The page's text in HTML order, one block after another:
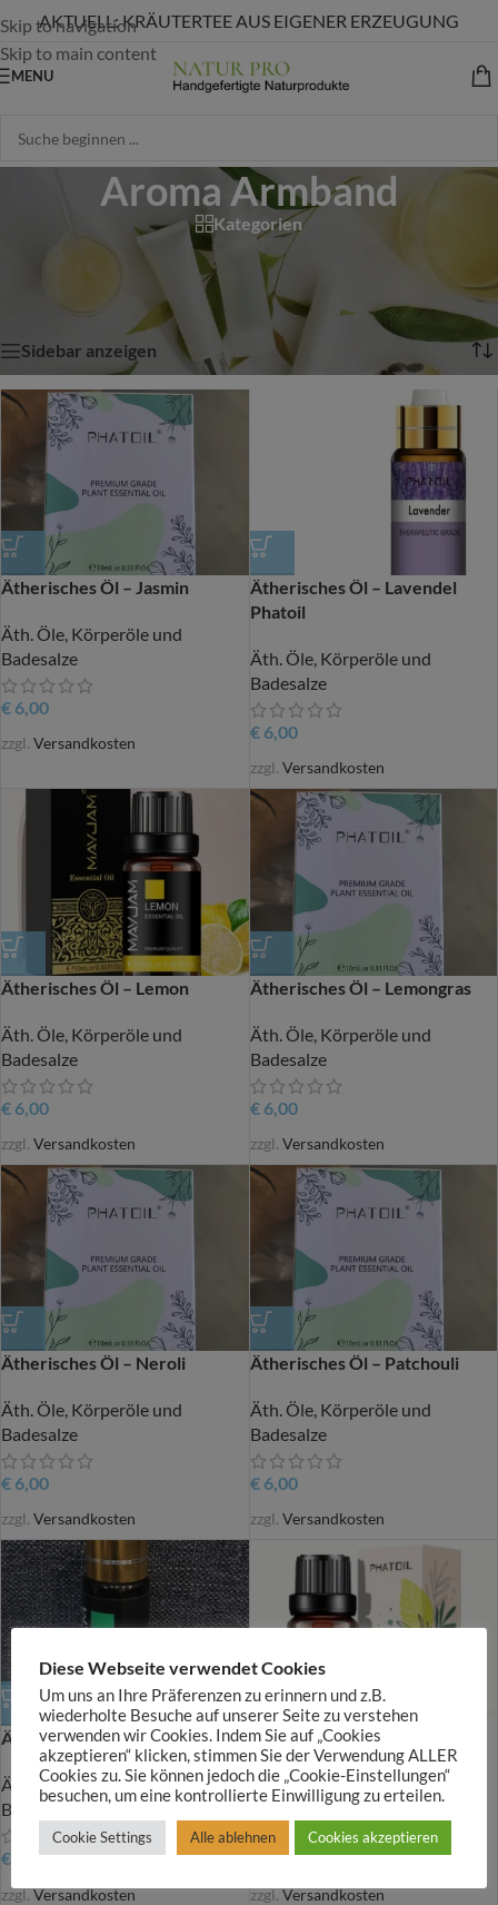
Skip to navigation
Skip to main content
AKTUELL: KRÄUTERTEE AUS EIGENER ERZEUGUNG
MENU
Aroma Armband
Kategorien
Produkte verschlagwortet mit „Aroma Armband“
Ergebnisse 13 – 24 von 37 werden angezeigt
Sidebar anzeigen
Ätherisches Öl – Jasmin
Äth. Öle, Körperöle und
Badesalze
€ 6,00
zzgl. Versandkosten
Ätherisches Öl – Lavendel
Phatoil
Äth. Öle, Körperöle und
Badesalze
€6,00
zzgl. Versandkosten
Ätherisches Öl – Lemon
Äth. Öle, Körperöle und
Badesalze
€ 6,00
zzgl. Versandkosten
Ätherisches Öl – Lemongras
Äth. Öle, Körperöle und
Badesalze
€6,00
zzgl. Versandkosten
Ätherisches Öl – Neroli
Äth. Öle, Körperöle und
Badesalze
€ 6,00
zzgl. Versandkosten
Ätherisches Öl – Patchouli
Äth. Öle, Körperöle und
Badesalze
€6,00
zzgl. Versandkosten
Ätherisches Öl – Pfefferminze
Äth. Öle, Körperöle und
Badesalze
€ 6,00
zzgl.Versandkosten
Ätherisches Öl – Rosemary
Äth. Öle, Körperöle und
Badesalze
€6,00
zzgl.Versandkosten
Diese Webseite verwendet Cookies
Um uns an Ihre Präferenzen zu erinnern und z.B.
wiederholte Besuche auf unserer Seite zu verstehen
verwenden wir Cookies. Indem Sie auf „Cookies
akzeptieren“ klicken, stimmen Sie der Verwendung ALLER
Cookies zu. Sie können jedoch die „Cookie-Einstellungen“
besuchen, um eine kontrollierte Einwilligung zu erteilen.
Cookie Settings Alle ablehnen Cookies akzeptieren